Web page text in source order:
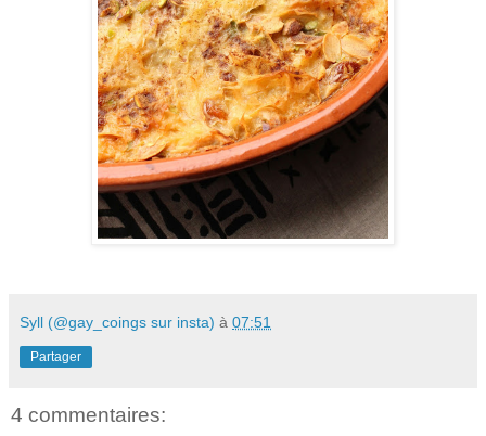
Syll (@gay_coings sur insta) à 07:51
Partager
4 commentaires: